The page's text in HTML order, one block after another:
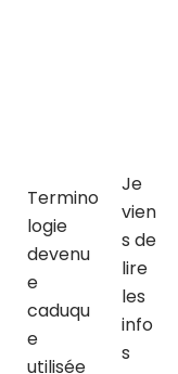
Termino
logie
devenu
e
caduqu
e
utilisée
Je
vien
s de
lire
les
info
s